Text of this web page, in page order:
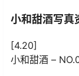
小和甜酒写
[4.20]
小和甜酒 –